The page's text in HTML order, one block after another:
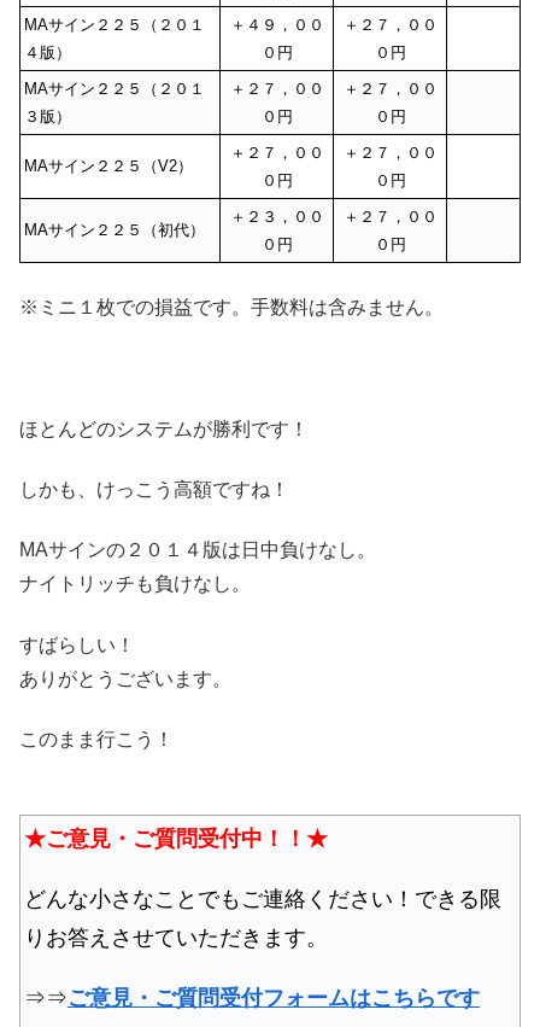
MAサイン２２５（２０１
４版）
＋４９，００
０円
＋２７，００
０円
MAサイン２２５（２０１
３版）
＋２７，００
０円
＋２７，００
０円
MAサイン２２５（V2）
＋２７，００
０円
＋２７，００
０円
MAサイン２２５（初代）
＋２３，００
０円
＋２７，００
０円
※ミニ１枚での損益です。手数料は含みません。
ほとんどのシステムが勝利です！
しかも、けっこう高額ですね！
MAサインの２０１４版は日中負けなし。
ナイトリッチも負けなし。
すばらしい！
ありがとうございます。
このまま行こう！
★ご意見・ご質問受付中！！★
どんな小さなことでもご連絡ください！できる限
りお答えさせていただきます。
⇒⇒ご意見・ご質問受付フォームはこちらです